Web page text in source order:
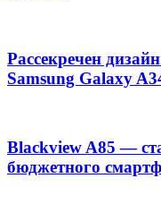
Рассекречен
Samsung Galaxy
Blackview A85 —
бюджетного